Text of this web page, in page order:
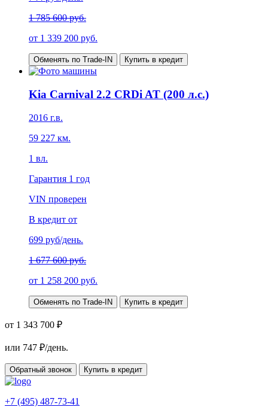
1 785 600 руб.
от 1 339 200 руб.
Обменять по Trade-IN Купить в кредит
Kia Carnival 2.2 CRDi AT (200 л.с.)
2016 г.в.
59 227 км.
1 вл.
Гарантия 1 год
VIN проверен
В кредит от
699 руб/день.
1 677 600 руб.
от 1 258 200 руб.
Обменять по Trade-IN Купить в кредит
от 1 343 700 ₽
или 747 ₽/день.
Обратный звонок Купить в кредит
+7 (495) 487-73-41